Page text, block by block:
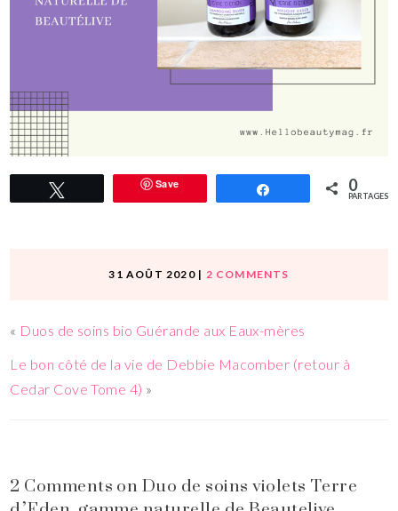
Save Partagez 0
PARTAGES
31 AOÛT 2020| 2 COMMENTS
« Duos de soins bio Guérande aux Eaux-mères
Le bon côté de la vie de Debbie Macomber (retour à
Cedar Cove Tome 4) »
2 Comments on Duo de soins violets Terre